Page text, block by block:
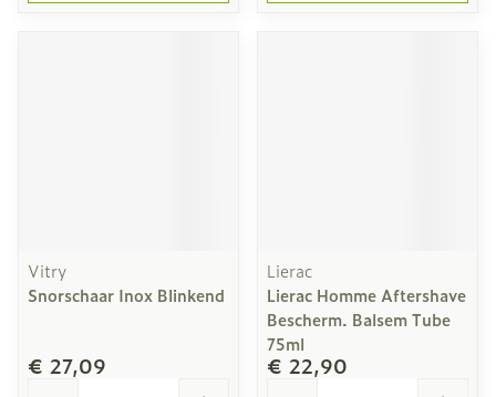
Vitry
Snorschaar Inox Blinkend
€ 27,09
Lierac
Lierac Homme Aftershave
Bescherm. Balsem Tube
75ml
€ 22,90